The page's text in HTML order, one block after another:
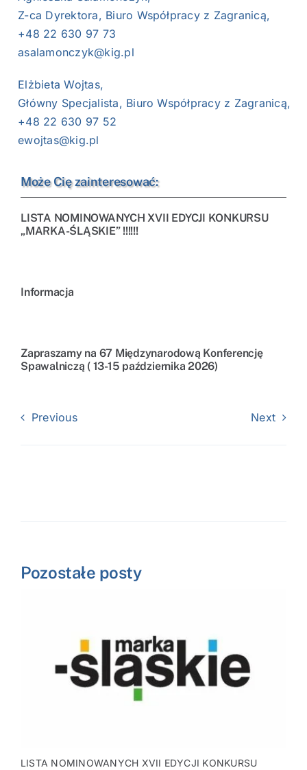
Z-ca Dyrektora, Biuro Współpracy z Zagranicą,
+48 22 630 97 73
asalamonczyk@kig.pl
Elżbieta Wojtas,
Główny Specjalista, Biuro Współpracy z Zagranicą,
+48 22 630 97 52
ewojtas@kig.pl
Może Cię zainteresować:
LISTA NOMINOWANYCH XVII EDYCJI KONKURSU
„MARKA-ŚLĄSKIE” !!!!!!
Informacja
Zapraszamy na 67 Międzynarodową Konferencję
Spawalniczą ( 13-15 października 2026)
Previous Next
Pozostałe posty
LISTA NOMINOWANYCH XVII EDYCJI KONKURSU